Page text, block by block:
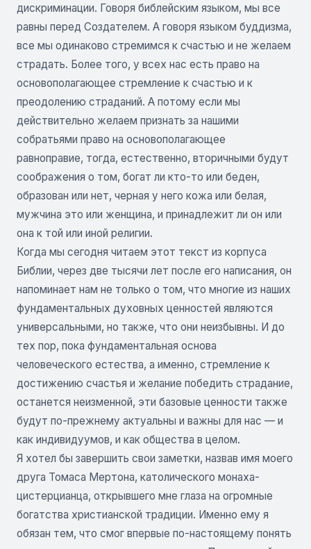
дискриминации. Говоря библейским языком, мы все
равны перед Создателем. А говоря языком буддизма,
все мы одинаково стремимся к счастью и не желаем
страдать. Более того, у всех нас есть право на
основополагающее стремление к счастью и к
преодолению страданий. А потому если мы
действительно желаем признать за нашими
собратьями право на основополагающее
равноправие, тогда, естественно, вторичными будут
соображения о том, богат ли кто-то или беден,
образован или нет, черная у него кожа или белая,
мужчина это или женщина, и принадлежит ли он или
она к той или иной религии.
Когда мы сегодня читаем этот текст из корпуса
Библии, через две тысячи лет после его написания, он
напоминает нам не только о том, что многие из наших
фундаментальных духовных ценностей являются
универсальными, но также, что они неизбывны. И до
тех пор, пока фундаментальная основа
человеческого естества, а именно, стремление к
достижению счастья и желание победить страдание,
останется неизменной, эти базовые ценности также
будут по-прежнему актуальны и важны для нас — и
как индивидуумов, и как общества в целом.
Я хотел бы завершить свои заметки, назвав имя моего
друга Томаса Мертона, католического монаха-
цистерцианца, открывшего мне глаза на огромные
богатства христианской традиции. Именно ему я
обязан тем, что смог впервые по-настоящему понять